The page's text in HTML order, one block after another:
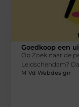
Goedkoop een
Op Zoek naar de
Leidschendam?
M Vd Webdesign